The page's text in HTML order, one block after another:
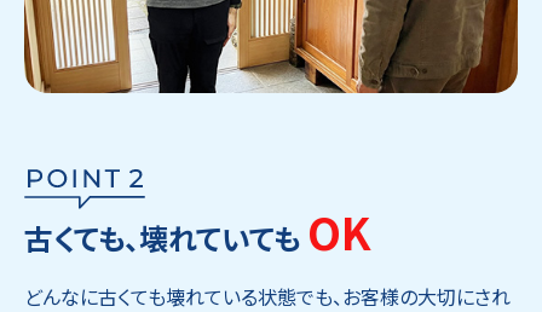
古くても、壊れていても OK
どんなに古くても壊れている状態でも、お客様の大切にされ